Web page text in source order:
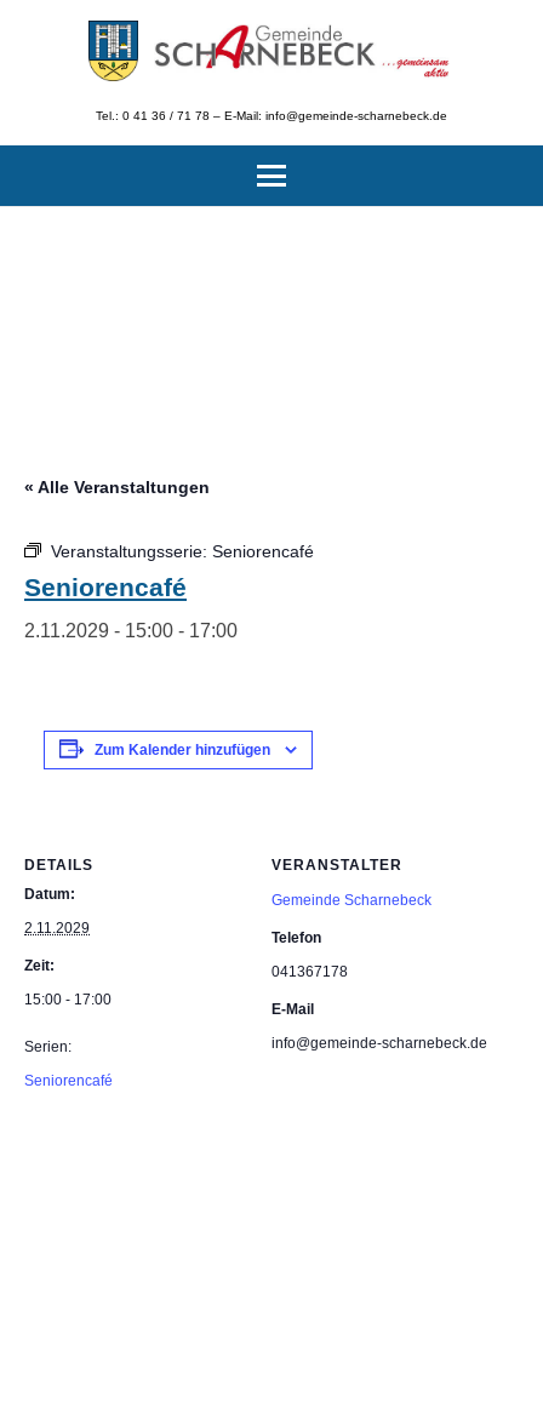
Tel.: 0 41 36 / 71 78 – E-Mail: info@gemeinde-scharnebeck.de
« Alle Veranstaltungen
Veranstaltungsserie: Seniorencafé
Seniorencafé
2.11.2029 - 15:00 - 17:00
Zum Kalender hinzufügen
DETAILS
Datum:
2.11.2029
Zeit:
15:00 - 17:00
Serien:
Seniorencafé
VERANSTALTER
Gemeinde Scharnebeck
Telefon
041367178
E-Mail
info@gemeinde-scharnebeck.de